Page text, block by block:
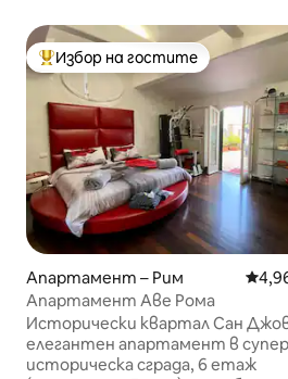
Най-популярен избор на гостите
Избор на гостите
Апартамент – Рим
Апартамент Аве Рома
Исторически квартал Сан
елегантен апартамент в
историческа сграда, 6 етаж